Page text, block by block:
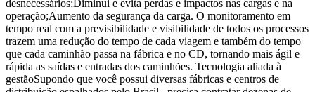
desnecessários;Diminui e evita perdas e impactos nas cargas e na
operação;Aumento da segurança da carga. O monitoramento em
tempo real com a previsibilidade e visibilidade de todos os processos
trazem uma redução do tempo de cada viagem e também do tempo
que cada caminhão passa na fábrica e no CD, tornando mais ágil e
rápida as saídas e entradas dos caminhões. Tecnologia aliada à
gestãoSupondo que você possui diversas fábricas e centros de